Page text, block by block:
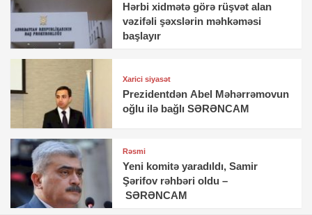
Hərbi xidmətə görə rüşvət alan
vəzifəli şəxslərin məhkəməsi
başlayır
Xarici siyasət
Prezidentdən Abel Məhərrəmovun
oğlu ilə bağlı SƏRƏNCAM
Rəsmi
Yeni komitə yaradıldı, Samir
Şərifov rəhbəri oldu –
SƏRƏNCAM